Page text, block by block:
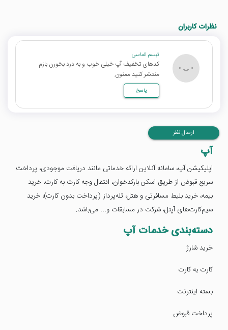
نظرات کاربران
تبسم الماسی
کدهای تخفیف آپ خیلی خوب و به درد بخورن بازم
منتشر کنید ممنون.
پاسخ
ارسال نظر
آپ
اپلیکیشن آپ، سامانه‌ آنلاین ارائه خدماتی مانند دريافت موجودی، پرداخت
سریع قبوض از طریق اسکن بارکدخوان، انتقال وجه کارت به کارت، خرید
بیمه، خرید بلیط مسافرتی و هتل، تله‌پرداز (پرداخت بدون کارت)، خرید
سیم‌کارت‌های آپتل، شرکت در مسابقات و... می‌باشد.
دسته‌بندی خدمات آپ
خرید شارژ
کارت به کارت
بسته اینترنت
پرداخت قبوض